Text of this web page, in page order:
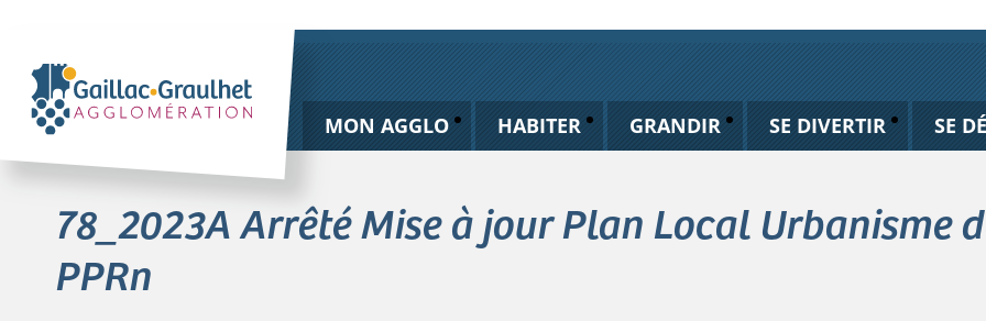
MON AGGLO HABITER GRANDIR SE DIVERTIR SE
78_2023A Arrêté Mise à jour Plan Local Urbanisme
PPRn